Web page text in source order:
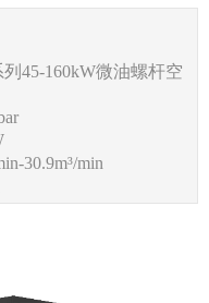
列45-160kW微油螺杆空
-30.9m³/min